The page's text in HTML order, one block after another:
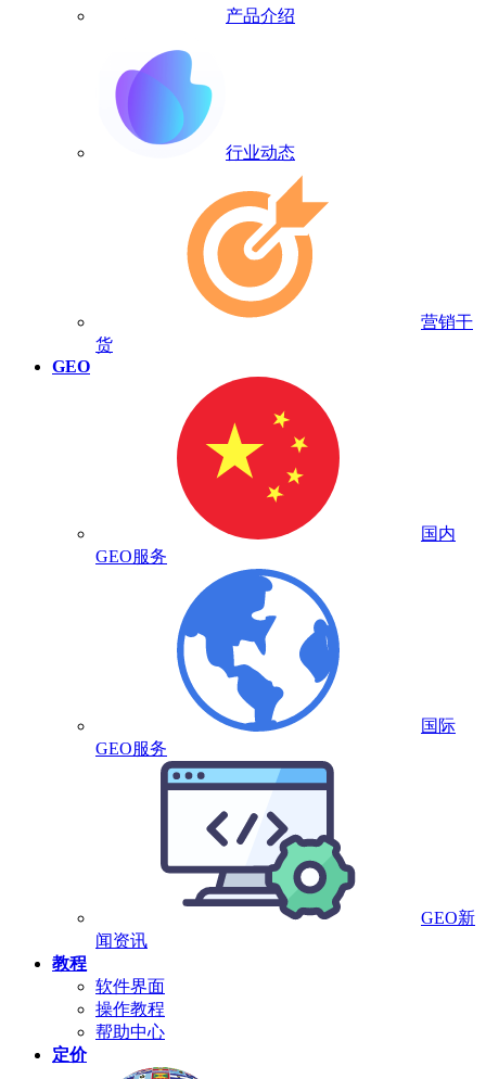
产品介绍
行业动态
营销干
货
GEO
国内
GEO服务
国际
GEO服务
GEO新
闻资讯
教程
软件界面
操作教程
帮助中心
定价